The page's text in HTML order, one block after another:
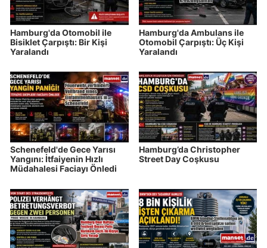
Hamburg'da Otomobil ile
Bisiklet Çarpıştı: Bir Kişi
Yaralandı
Hamburg'da Ambulans ile
Otomobil Çarpıştı: Üç Kişi
Yaralandı
Schenefeld'de Gece Yarısı
Yangını: İtfaiyenin Hızlı
Müdahalesi Faciayı Önledi
Hamburg’da Christopher
Street Day Coşkusu